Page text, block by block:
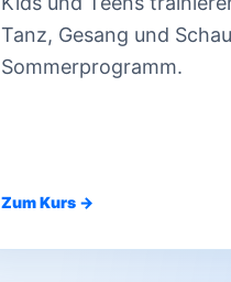
Tanz, Gesang und
Sommerprogramm.
Zum Kurs →